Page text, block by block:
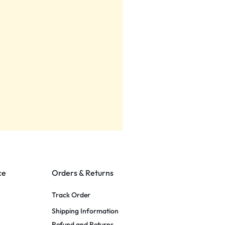
Orders & Returns
Track Order
Shipping Information